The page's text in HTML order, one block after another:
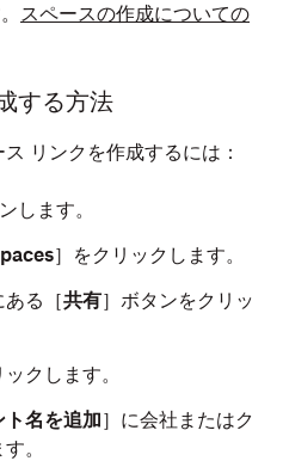
スペースの作成についての
する方法
リンクを作成するには：
します。
］をクリックします。
る［共有］ボタンをクリッ
クします。
名を追加］に会社またはク
。